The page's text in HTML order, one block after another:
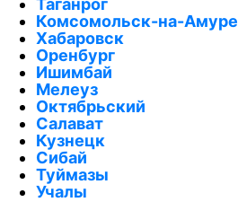
Комсомольск-на-Амуре
Хабаровск
Оренбург
Ишимбай
Мелеуз
Октябрьский
Салават
Кузнецк
Сибай
Туймазы
Учалы